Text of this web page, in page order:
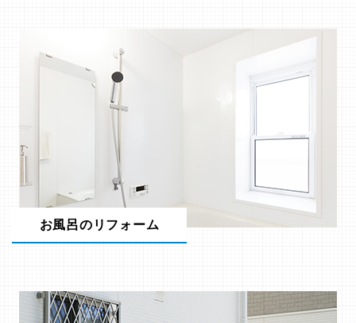
お風呂のリフォーム